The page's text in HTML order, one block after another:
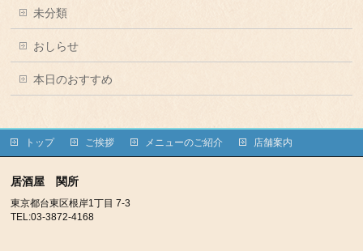
未分類
おしらせ
本日のおすすめ
トップ ご挨拶 メニューのご紹介 店舗案内
居酒屋 関所
東京都台東区根岸1丁目 7-3
TEL:03-3872-4168